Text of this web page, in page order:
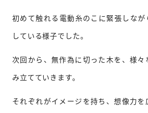
初めて触れる電動糸のこに緊張しな
している様子でした。
次回から、無作為に切った木を、様々
み立てていきます。
それぞれがイメージを持ち、想像力を